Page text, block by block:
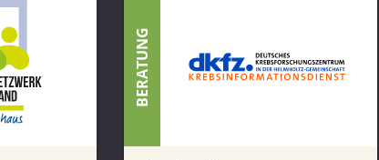
BERATUNG